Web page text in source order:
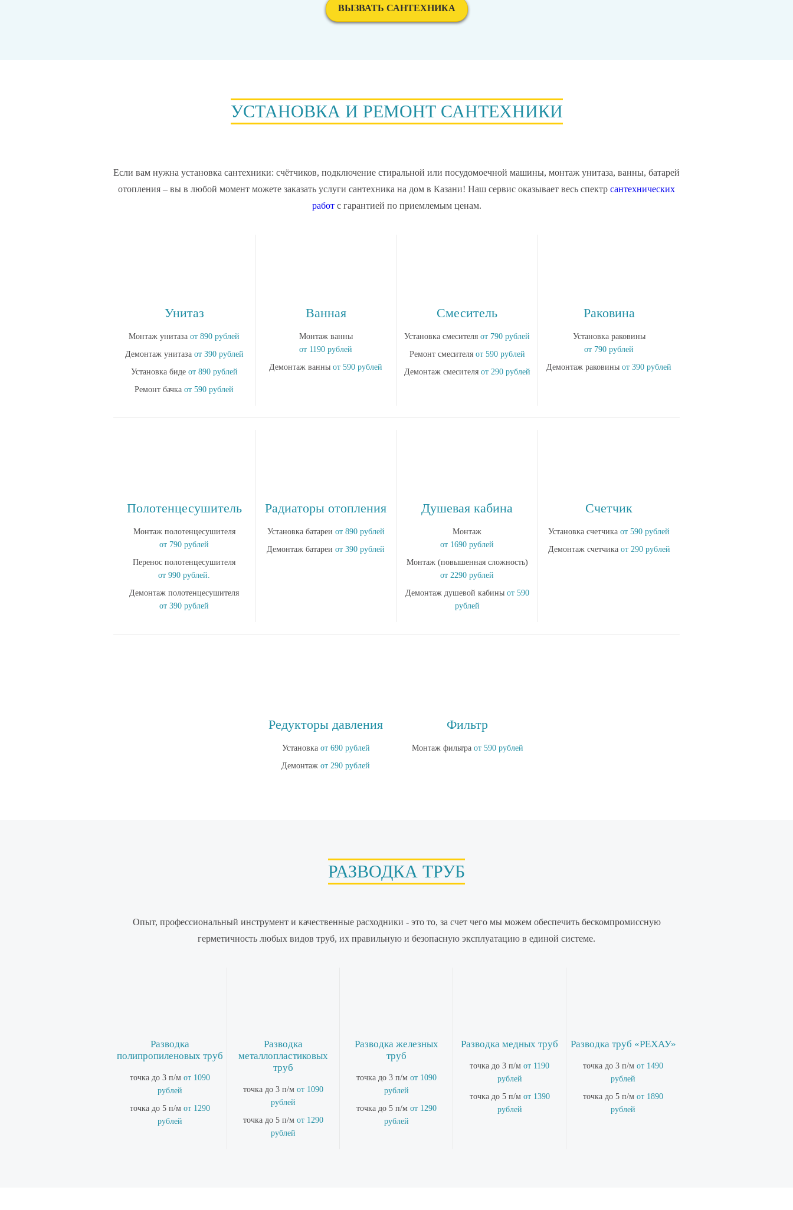
ВЫЗВАТЬ САНТЕХНИКА
УСТАНОВКА И РЕМОНТ САНТЕХНИКИ
Если вам нужна установка сантехники: счётчиков, подключение стиральной или посудомоечной машины, монтаж унитаза, ванны, батарей
отопления – вы в любой момент можете заказать услуги сантехника на дом в Казани! Наш сервис оказывает весь спектр сантехнических
работc гарантией по приемлемым ценам.
Унитаз
Монтаж унитаза от 890 рублей
Демонтаж унитаза от 390 рублей
Установка биде от 890 рублей
Ремонт бачка от 590 рублей
Ванная
Монтаж ванны
от 1190 рублей
Демонтаж ванны от 590 рублей
Смеситель
Установка смесителя от 790 рублей
Ремонт смесителя от 590 рублей
Демонтаж смесителя от 290 рублей
Раковина
Установка раковины
от 790 рублей
Демонтаж раковины от 390 рублей
Полотенцесушитель
Монтаж полотенцесушителя
от 790 рублей
Перенос полотенцесушителя
от 990 рублей.
Демонтаж полотенцесушителя
от 390 рублей
Радиаторы отопления
Установка батареи от 890 рублей
Демонтаж батареи от 390 рублей
Душевая кабина
Монтаж
от 1690 рублей
Монтаж (повышенная сложность)
от 2290 рублей
Демонтаж душевой кабины от 590
рублей
Счетчик
Установка счетчика от 590 рублей
Демонтаж счетчика от 290 рублей
Редукторы давления
Установка от 690 рублей
Демонтаж от 290 рублей
Фильтр
Монтаж фильтра от 590 рублей
РАЗВОДКА ТРУБ
Опыт, профессиональный инструмент и качественные расходники - это то, за счет чего мы можем обеспечить бескомпромиссную
герметичность любых видов труб, их правильную и безопасную эксплуатацию в единой системе.
Разводка
полипропиленовых труб
точка до 3 п/м от 1090
рублей
точка до 5 п/м от 1290
рублей
Разводка
металлопластиковых
труб
точка до 3 п/м от 1090
рублей
точка до 5 п/м от 1290
рублей
Разводка железных
труб
точка до 3 п/м от 1090
рублей
точка до 5 п/м от 1290
рублей
Разводка медных труб
точка до 3 п/м от 1190
рублей
точка до 5 п/м от 1390
рублей
Разводка труб «РЕХАУ»
точка до 3 п/м от 1490
рублей
точка до 5 п/м от 1890
рублей